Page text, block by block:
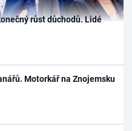
růst důchodů. Lidé
Motorkář na Znojemsku